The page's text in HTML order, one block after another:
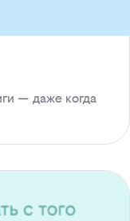
— даже когда